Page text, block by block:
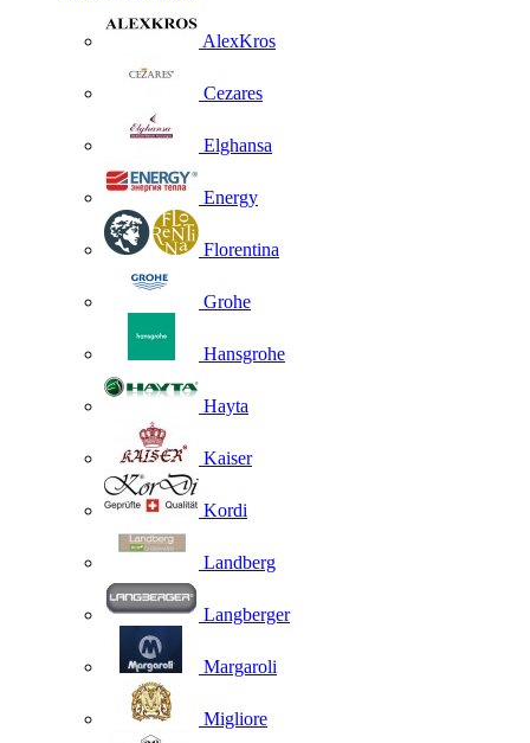
AlexKros
Cezares
Elghansa
Energy
Florentina
Grohe
Hansgrohe
Hayta
Kaiser
Kordi
Landberg
Langberger
Margaroli
Migliore